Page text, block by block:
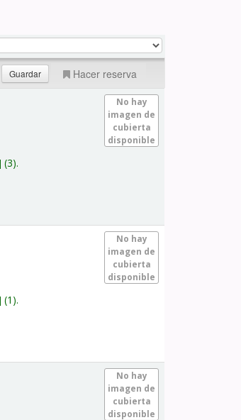
Hacer reserva
No hay
imagen de
cubierta
disponible
(3).
No hay
imagen de
cubierta
disponible
(1).
No hay
imagen de
cubierta
disponible